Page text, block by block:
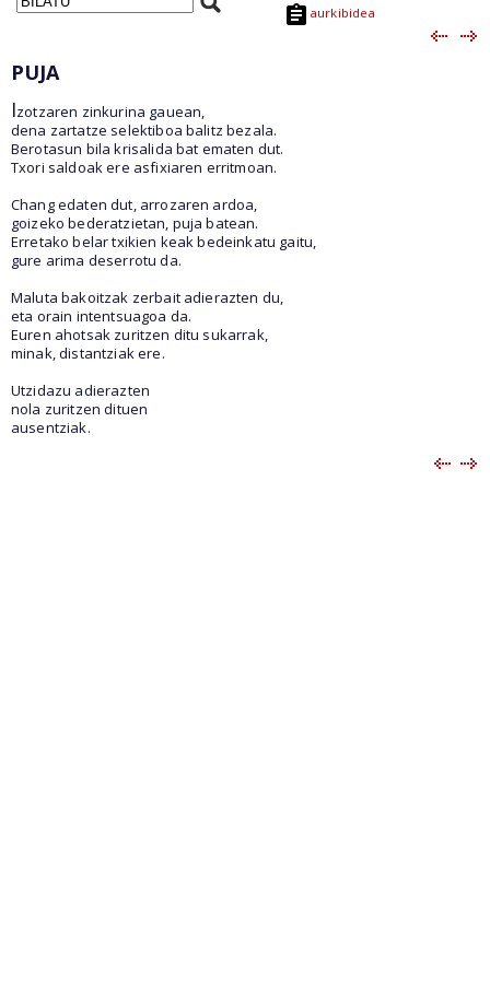
aurkibidea
PUJA
Izotzaren zinkurina gauean,
dena zartatze selektiboa balitz bezala.
Berotasun bila krisalida bat ematen dut.
Txori saldoak ere asfixiaren erritmoan.
Chang edaten dut, arrozaren ardoa,
goizeko bederatzietan, puja batean.
Erretako belar txikien keak bedeinkatu gaitu,
gure arima deserrotu da.
Maluta bakoitzak zerbait adierazten du,
eta orain intentsuagoa da.
Euren ahotsak zuritzen ditu sukarrak,
minak, distantziak ere.
Utzidazu adierazten
nola zuritzen dituen
ausentziak.